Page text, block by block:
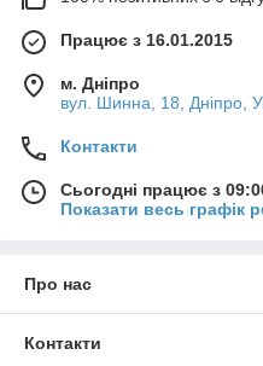
підібрати та
Працює з 16.01.2015
м. Дніпро
вул. Шинна, 18, Дніпро,
Контакти
Сьогодні працює з
Показати весь графік
Про нас
Контакти